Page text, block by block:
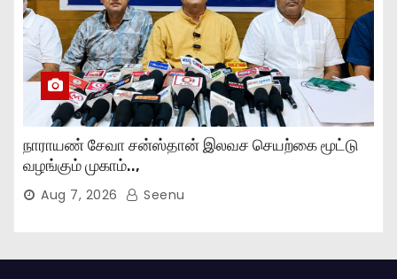
நாராயண் சேவா சன்ஸ்தான் இலவச செயற்கை மூட்டு
வழங்கும் முகாம்..,
Aug 7, 2026 Seenu